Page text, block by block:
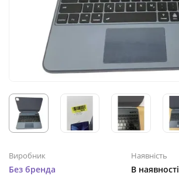
Виробник
Без бренда
Наявність
В наявності